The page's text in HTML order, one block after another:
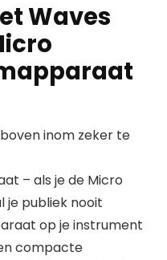
Waves
inom zeker te
– als je de Micro
je publiek nooit
op je instrument
compacte